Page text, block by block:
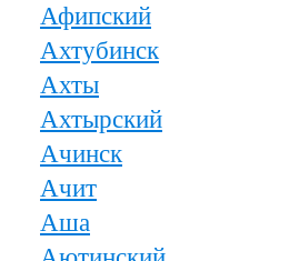
Афипский
Ахтубинск
Ахты
Ахтырский
Ачинск
Ачит
Аша